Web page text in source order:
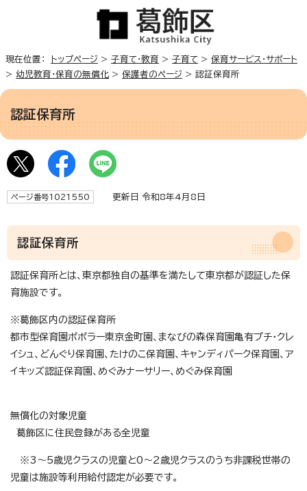
現在位置： トップページ > 子育て・教育 > 子育て > 保育サービス・サポート
> 幼児教育・保育の無償化 > 保護者のページ > 認証保育所
認証保育所
ページ番号1021550 更新日 令和8年4月8日
認証保育所
認証保育所とは、東京都独自の基準を満たして東京都が認証した保
育施設です。
※葛飾区内の認証保育所
都市型保育園ポポラー東京金町園、まなびの森保育園亀有プチ・クレ
イシュ、どんぐり保育園、たけのこ保育園、キャンディパーク保育園、ア
イキッズ認証保育園、めぐみナーサリー、めぐみ保育園
無償化の対象児童
葛飾区に住民登録がある全児童
※3～5歳児クラスの児童と0～2歳児クラスのうち非課税世帯の
児童は施設等利用給付認定が必要です。